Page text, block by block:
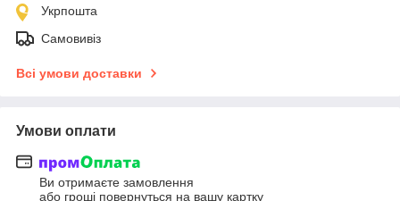
Укрпошта
Самовивіз
Всі умови доставки
Умови оплати
Ви отримаєте замовлення
або гроші повернуться на вашу картку